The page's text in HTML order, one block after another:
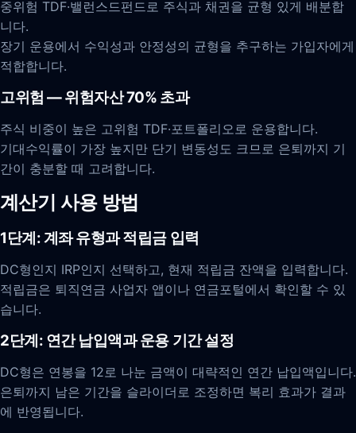
중위험 TDF·밸런스드펀드로 주식과 채권을 균형 있게 배분합
니다.
장기 운용에서 수익성과 안정성의 균형을 추구하는 가입자에게
적합합니다.
고위험 — 위험자산 70% 초과
주식 비중이 높은 고위험 TDF·포트폴리오로 운용합니다.
기대수익률이 가장 높지만 단기 변동성도 크므로 은퇴까지 기
간이 충분할 때 고려합니다.
계산기 사용 방법
1단계: 계좌 유형과 적립금 입력
DC형인지 IRP인지 선택하고, 현재 적립금 잔액을 입력합니다.
적립금은 퇴직연금 사업자 앱이나 연금포털에서 확인할 수 있
습니다.
2단계: 연간 납입액과 운용 기간 설정
DC형은 연봉을 12로 나눈 금액이 대략적인 연간 납입액입니다.
은퇴까지 남은 기간을 슬라이더로 조정하면 복리 효과가 결과
에 반영됩니다.